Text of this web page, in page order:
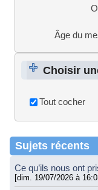
Âge du
Choisir
Tout cocher
Sujets récents
Ce qu’ils nous ont
[dim. 19/07/2026 à